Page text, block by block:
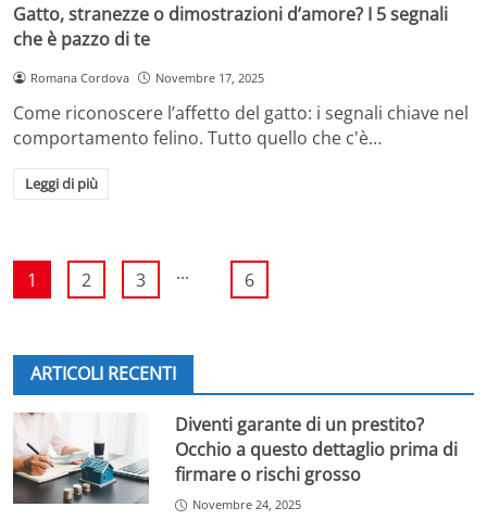
Gatto, stranezze o dimostrazioni d’amore? I 5 segnali
che è pazzo di te
Romana Cordova Novembre 17, 2025
Come riconoscere l’affetto del gatto: i segnali chiave nel
comportamento felino. Tutto quello che c'è…
Leggi di più
1 2 3 ... 6
ARTICOLI RECENTI
Diventi garante di un prestito?
Occhio a questo dettaglio prima di
firmare o rischi grosso
Novembre 24, 2025